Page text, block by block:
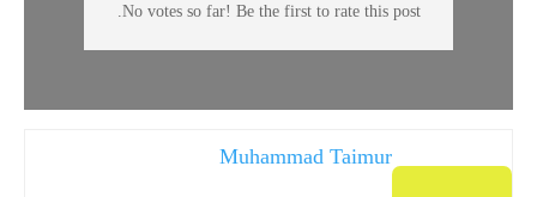
No votes so far! Be the first to rate this post.
Muhammad Taimur